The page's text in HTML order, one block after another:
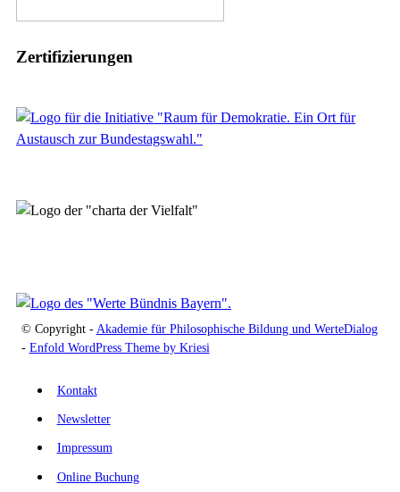
Zertifizierungen
© Copyright - Akademie für Philosophische Bildung und WerteDialog
- Enfold WordPress Theme by Kriesi
Kontakt
Newsletter
Impressum
Online Buchung